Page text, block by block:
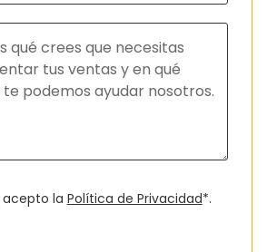
acepto la Política de Privacidad*.